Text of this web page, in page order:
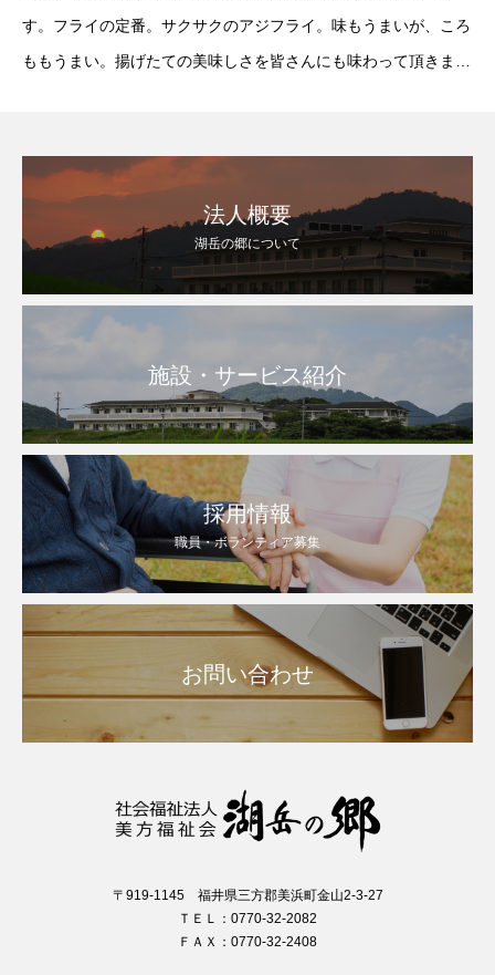
す。フライの定番。サクサクのアジフライ。味もうまいが、ころ
ももうまい。揚げたての美味しさを皆さんにも味わって頂きまし
法人概要
湖岳の郷について
施設・サービス紹介
採用情報
職員・ボランティア募集
お問い合わせ
〒919-1145 福井県三方郡美浜町金山2-3-27
ＴＥＬ：0770-32-2082
ＦＡＸ：0770-32-2408